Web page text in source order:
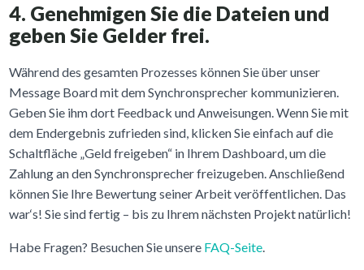
4. Genehmigen Sie die Dateien und
geben Sie Gelder frei.
Während des gesamten Prozesses können Sie über unser
Message Board mit dem Synchronsprecher kommunizieren.
Geben Sie ihm dort Feedback und Anweisungen. Wenn Sie mit
dem Endergebnis zufrieden sind, klicken Sie einfach auf die
Schaltfläche „Geld freigeben“ in Ihrem Dashboard, um die
Zahlung an den Synchronsprecher freizugeben. Anschließend
können Sie Ihre Bewertung seiner Arbeit veröffentlichen. Das
war‘s! Sie sind fertig – bis zu Ihrem nächsten Projekt natürlich!
Habe Fragen? Besuchen Sie unsere FAQ-Seite.